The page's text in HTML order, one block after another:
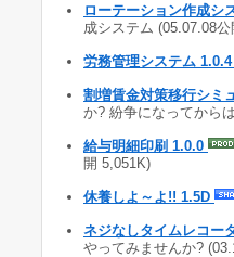
ローテーション作成シ
成システム (05.07.08
労務管理システム 1.0.4
割増賃金対策移行シミ
か? 紛争になってから
給与明細印刷 1.0.0
開 5,051K)
休養しよ～よ!! 1.5D
ネジなしタイムレコー
やってみませんか?